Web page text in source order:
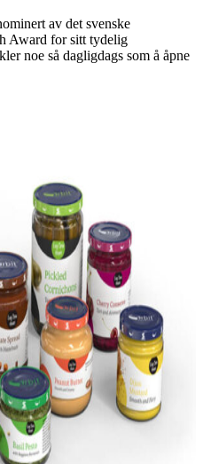
av det svenske
Award for sitt tydelig
noe så dagligdags som å åpne